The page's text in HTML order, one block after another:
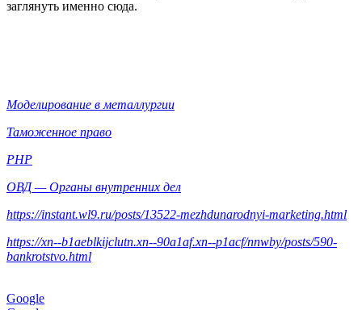
заглянуть именно сюда.
Моделирование в металлургии
Таможенное право
PHP
ОВД — Органы внутренних дел
https://instant.wl9.ru/posts/13522-mezhdunarodnyi-marketing.html
https://xn--b1aeblkijclutn.xn--90a1af.xn--p1acf/nnwby/posts/590-
bankrotstvo.html
Google